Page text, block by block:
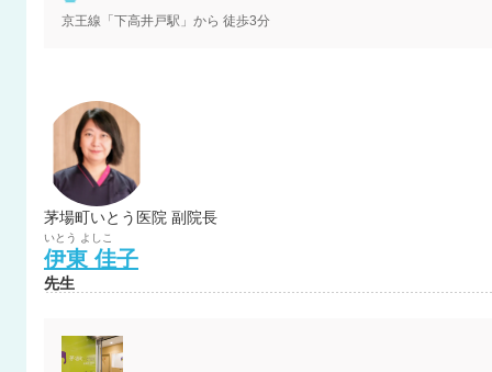
京王線「下高井戸駅」から 徒歩3分
茅場町いとう医院 副院長
いとう よしこ
伊東 佳子
先生